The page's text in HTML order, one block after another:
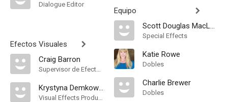
Dialogue Editor
Efectos Visuales
Craig Barron
Supervisor de Efectos Visuales
Krystyna Demkowicz
Visual Effects Producer
Equipo
Scott Douglas MacLachlan
Special Effects
Katie Rowe
Dobles
Charlie Brewer
Dobles